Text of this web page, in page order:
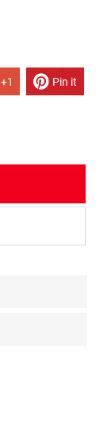
+1 Pin it